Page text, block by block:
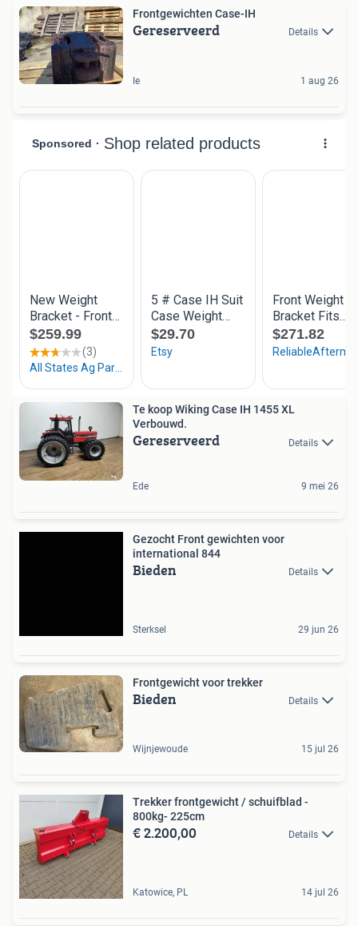
Frontgewichten Case-IH
Gereserveerd Details
Ie 1 aug 26
Te koop Wiking Case IH 1455 XL
Verbouwd.
Gereserveerd Details
Ede 9 mei 26
Gezocht Front gewichten voor
international 844
Bieden Details
Sterksel 29 jun 26
Frontgewicht voor trekker
Bieden Details
Wijnjewoude 15 jul 26
Trekker frontgewicht / schuifblad -
800kg- 225cm
€ 2.200,00 Details
Katowice, PL 14 jul 26